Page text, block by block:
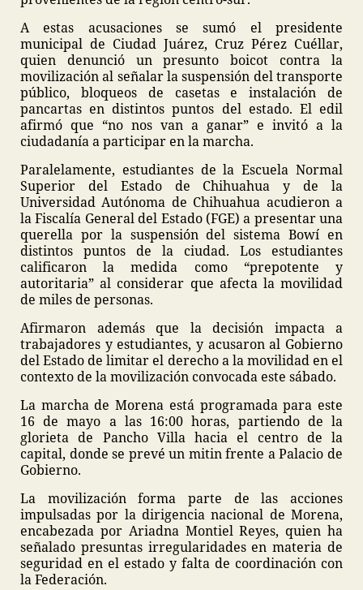
A estas acusaciones se sumó el presidente
municipal de Ciudad Juárez, Cruz Pérez Cuéllar,
quien denunció un presunto boicot contra la
movilización al señalar la suspensión del transporte
público, bloqueos de casetas e instalación de
pancartas en distintos puntos del estado. El edil
afirmó que “no nos van a ganar” e invitó a la
ciudadanía a participar en la marcha.
Paralelamente, estudiantes de la Escuela Normal
Superior del Estado de Chihuahua y de la
Universidad Autónoma de Chihuahua acudieron a
la Fiscalía General del Estado (FGE) a presentar una
querella por la suspensión del sistema Bowí en
distintos puntos de la ciudad. Los estudiantes
calificaron la medida como “prepotente y
autoritaria” al considerar que afecta la movilidad
de miles de personas.
Afirmaron además que la decisión impacta a
trabajadores y estudiantes, y acusaron al Gobierno
del Estado de limitar el derecho a la movilidad en el
contexto de la movilización convocada este sábado.
La marcha de Morena está programada para este
16 de mayo a las 16:00 horas, partiendo de la
glorieta de Pancho Villa hacia el centro de la
capital, donde se prevé un mitin frente a Palacio de
Gobierno.
La movilización forma parte de las acciones
impulsadas por la dirigencia nacional de Morena,
encabezada por Ariadna Montiel Reyes, quien ha
señalado presuntas irregularidades en materia de
seguridad en el estado y falta de coordinación con
la Federación.